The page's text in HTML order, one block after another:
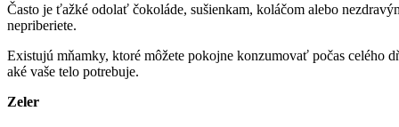
Často je ťažké odolať čokoláde, sušienkam, koláčom alebo
nepriberiete.
Existujú mňamky, ktoré môžete pokojne konzumovať počas celého
aké vaše telo potrebuje.
Zeler